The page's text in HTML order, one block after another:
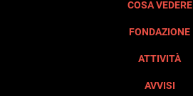
COSA VEDERE
FONDAZIONE
ATTIVITÀ
AVVISI